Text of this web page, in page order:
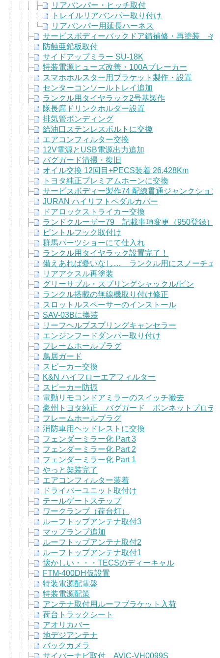
リアバンパー・ヒッチ取付
トレイルリアバンパー取り付け
リアバンパー用延長ハーネス
サービスボディーバックドア錆補修・再塗装 そ
防蝕亜鉛板取付
サイドアップミラー SU-18K
特装電源ヒューズ改善・100Aブレーカー
スマホホルスター用ブラケット製作・設置
センターコンソールトレイ追加
ランクル用タイヤラック2号基製作
隊長席ドリンクホルダー設置
排気管ボンディング
給油口ステンレスボルトに交換
エアコンフィルター交換
12V電源とUSB電源出力追加
バグガード清掃・復旧
オイル交換 12回目+PECS装着 26,428Km
トヨタ純正プレミアムホーンに交換
サービスボディー製作74 配線貫通ジャンクショ
JURAN ハイリフトペダルカバー
ドアロックストライカー交換
ランドクルーザー79 記載事項変更（950登録）
ピントルフック取付け
群馬パーツショーにて仕入れ
ランクル用タイヤラック設置完了！
備えあれば憂いなし… ランクル用にスノーチェ
リアアクスル再塗装
グリーサブル・スプリングシャックル/ピン
ランクル搭載の無線機取り付け修正
スロットルスペーサーのインストール
SAV-03Bに換装
リーフヘルプスプリングキャンセラー
エンジンフードダンパー取り付け
フレームホールプラグ
鳥居ガード
スピーカー交換
K&N ハイフローエアフィルター
スピーカー防振
電動リモコンドアミラーのスイッチ撤去
豪州トヨタ純正 バグガード ボンネットプロテ
フレームホールプラグ
消防車用ヘッドレストに交換
フェンダーミラー化 Part 3
フェンダーミラー化 Part 2
フェンダーミラー化 Part 1
やっと架装完了
エアコンフィルター装着
ドライバーユニット取付け
テールゲートステップ
ワークランプ（荷台灯）
ルーフトップアンテナ取付3
マップランプ追加
ルーフトップアンテナ取付2
ルーフトップアンテナ取付1
懐かしい・・・TECSのディーキャル
FTM-400DH仮設置
特装電源配電盤
特装電源配策
アンテナ取付用ルーフブラケット入荷
荷台トラックシート
アオリカバー
地デジアンテナ
バックカメラ
サイバーナビ取付 AVIC-VH0099S